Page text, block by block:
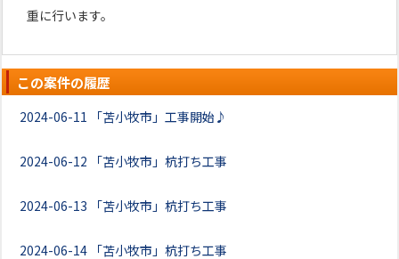
重に行います。
この案件の履歴
2024-06-11 「苫小牧市」工事開始♪
2024-06-12 「苫小牧市」杭打ち工事
2024-06-13 「苫小牧市」杭打ち工事
2024-06-14 「苫小牧市」杭打ち工事